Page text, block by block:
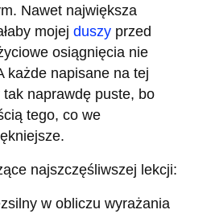
Nawet największa
mojej duszy przed
osiągnięcia nie
każde napisane na tej
tak naprawdę puste, bo
tego, co we
najszczęśliwszej lekcji:
w obliczu wyrażania